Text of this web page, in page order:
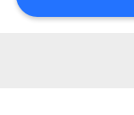
साइटमैप